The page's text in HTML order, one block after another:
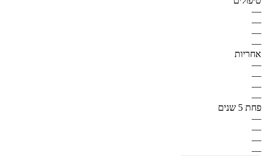
—
—
—
—
אחריות
—
—
—
—
פחת 5 שנים
—
—
—
—